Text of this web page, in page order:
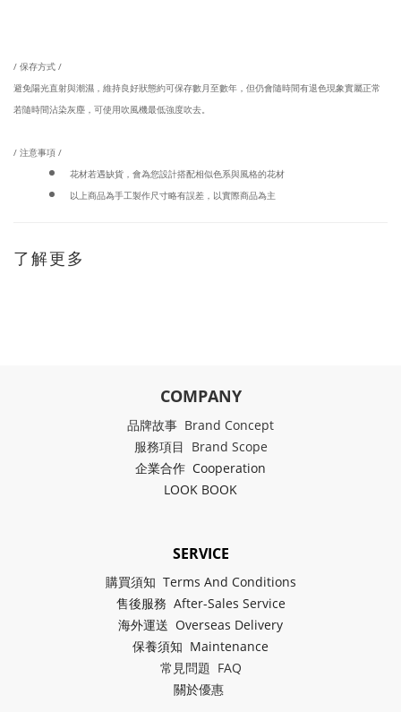
/ 保存方式 /
避免陽光直射與潮濕，維持良好狀態約可保存數月至數年，但仍會隨時間有退色現象實屬正常
若隨時間沾染灰塵，可使用吹風機最低強度吹去。
/ 注意事項 /
花材若遇缺貨，會為您設計搭配相似色系與風格的花材
以上商品為手工製作尺寸略有誤差，以實際商品為主
了解更多
COMPANY
品牌故事 Brand Concept
服務項目 Brand Scope
企業合作 Cooperation
LOOK BOOK
SERVICE
購買須知 Terms And Conditions
售後服務 After-Sales Service
海外運送 Overseas Delivery
保養須知 Maintenance
常見問題 FAQ
關於優惠